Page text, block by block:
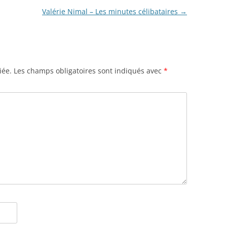
Valérie Nimal – Les minutes célibataires →
Les champs obligatoires sont indiqués avec *